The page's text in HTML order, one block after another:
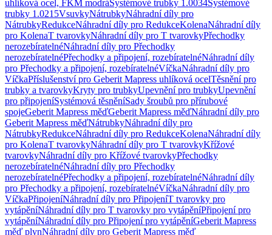
uhlíková ocel, FKM modráSystémové trubky 1.0034Systémové
trubky 1.0215VsuvkyNátrubkyNáhradní díly pro
NátrubkyRedukceNáhradní díly pro RedukceKolenaNáhradní díly
pro KolenaT tvarovkyNáhradní díly pro T tvarovkyPřechodky
nerozebíratelnéNáhradní díly pro Přechodky
nerozebíratelnéPřechodky a připojení, rozebíratelnéNáhradní díly
pro Přechodky a připojení, rozebíratelnéVíčkaNáhradní díly pro
VíčkaPříslušenství pro Geberit Mapress uhlíková ocelTěsnění pro
trubky a tvarovkyKryty pro trubkyUpevnění pro trubkyUpevnění
pro připojeníSystémová těsněníSady šroubů pro přírubové
spojeGeberit Mapress měďGeberit Mapress měďNáhradní díly pro
Geberit Mapress měďNátrubkyNáhradní díly pro
NátrubkyRedukceNáhradní díly pro RedukceKolenaNáhradní díly
pro KolenaT tvarovkyNáhradní díly pro T tvarovkyKřížové
tvarovkyNáhradní díly pro Křížové tvarovkyPřechodky
nerozebíratelnéNáhradní díly pro Přechodky
nerozebíratelnéPřechodky a připojení, rozebíratelnéNáhradní díly
pro Přechodky a připojení, rozebíratelnéVíčkaNáhradní díly pro
VíčkaPřipojeníNáhradní díly pro PřipojeníT tvarovky pro
vytápěníNáhradní díly pro T tvarovky pro vytápěníPřipojení pro
vytápěníNáhradní díly pro Připojení pro vytápěníGeberit Mapress
měď plynNáhradní díly pro Geberit Mapress měď